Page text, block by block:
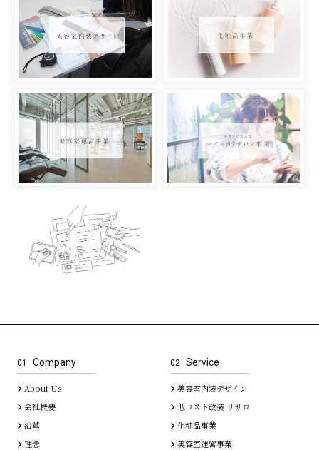
01 Company
About Us
会社概要
沿革
理念
02 Service
美容室内装デザイン
低コスト改装 リサロ
化粧品事業
美容室運営事業